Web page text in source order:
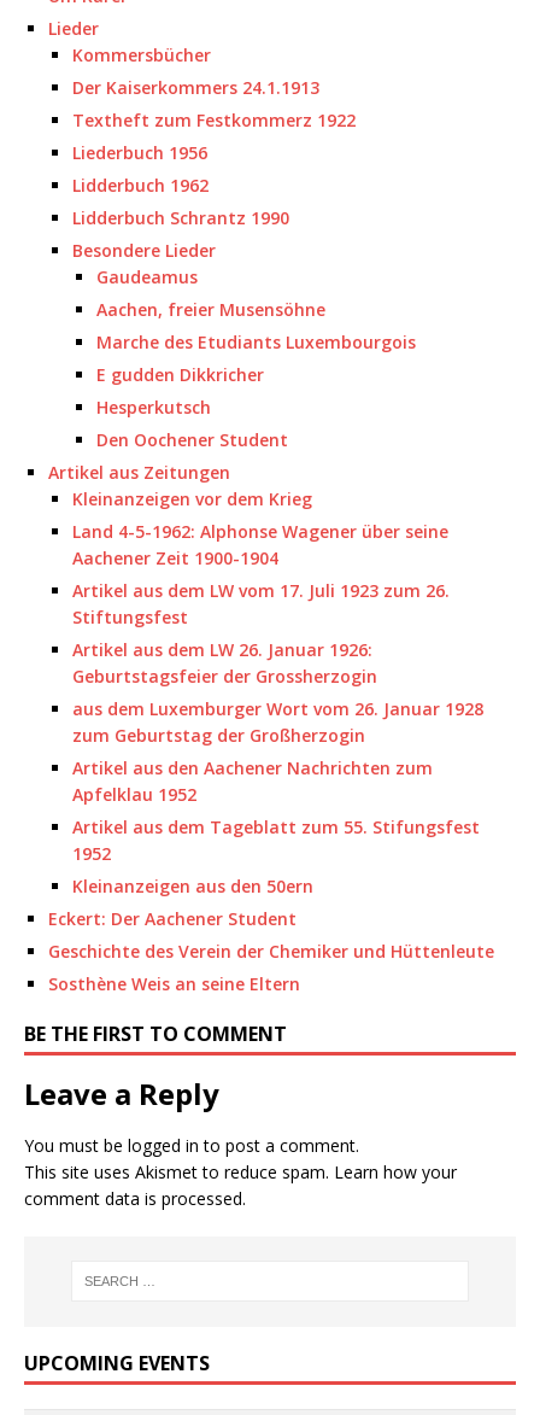
Lieder
Kommersbücher
Der Kaiserkommers 24.1.1913
Textheft zum Festkommerz 1922
Liederbuch 1956
Lidderbuch 1962
Lidderbuch Schrantz 1990
Besondere Lieder
Gaudeamus
Aachen, freier Musensöhne
Marche des Etudiants Luxembourgois
E gudden Dikkricher
Hesperkutsch
Den Oochener Student
Artikel aus Zeitungen
Kleinanzeigen vor dem Krieg
Land 4-5-1962: Alphonse Wagener über seine
Aachener Zeit 1900-1904
Artikel aus dem LW vom 17. Juli 1923 zum 26.
Stiftungsfest
Artikel aus dem LW 26. Januar 1926:
Geburtstagsfeier der Grossherzogin
aus dem Luxemburger Wort vom 26. Januar 1928
zum Geburtstag der Großherzogin
Artikel aus den Aachener Nachrichten zum
Apfelklau 1952
Artikel aus dem Tageblatt zum 55. Stifungsfest
1952
Kleinanzeigen aus den 50ern
Eckert: Der Aachener Student
Geschichte des Verein der Chemiker und Hüttenleute
Sosthène Weis an seine Eltern
BE THE FIRST TO COMMENT
Leave a Reply
You must be logged in to post a comment.
This site uses Akismet to reduce spam. Learn how your
comment data is processed.
UPCOMING EVENTS